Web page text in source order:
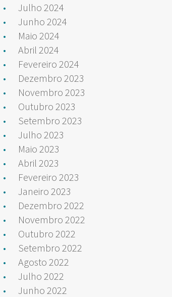
Julho 2024
Junho 2024
Maio 2024
Abril 2024
Fevereiro 2024
Dezembro 2023
Novembro 2023
Outubro 2023
Setembro 2023
Julho 2023
Maio 2023
Abril 2023
Fevereiro 2023
Janeiro 2023
Dezembro 2022
Novembro 2022
Outubro 2022
Setembro 2022
Agosto 2022
Julho 2022
Junho 2022